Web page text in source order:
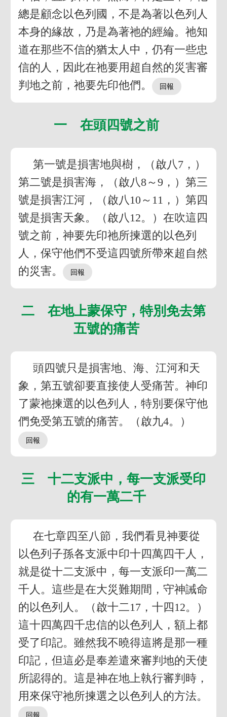
總是顧念以色列國，不是為著以色列人
本身的緣故，乃是為著祂的經綸。祂知
道在那些不信的猶太人中，仍有一些忠
信的人，因此在祂要用超自然的災害審
判地之前，祂要先印他們。
一 在頭四號之前
第一號是損害地與樹，（啟八7，）
第二號是損害海，（啟八8～9，）第三
號是損害江河，（啟八10～11，）第四
號是損害天象。（啟八12。）在吹這四
號之前，神要先印祂所揀選的以色列
人，保守他們不受這四號所帶來超自然
的災害。
二 在地上蒙保守，特別免去第
五號的痛苦
頭四號只是損害地、海、江河和天
象，第五號卻要直接使人受痛苦。神印
了蒙祂揀選的以色列人，特別要保守他
們免受第五號的痛苦。（啟九4。）
三 十二支派中，每一支派受印
的有一萬二千
在七章四至八節，我們看見神要從
以色列子孫各支派中印十四萬四干人，
就是從十二支派中，每一支派印一萬二
千人。這些是在大災難期間，守神誡命
的以色列人。（啟十二17，十四12。）
這十四萬四千忠信的以色列人，額上都
受了印記。雖然我不曉得這將是那一種
印記，但這必是奉差遣來審判地的天使
所認得的。這是神在地上執行審判時，
用來保守祂所揀選之以色列人的方法。